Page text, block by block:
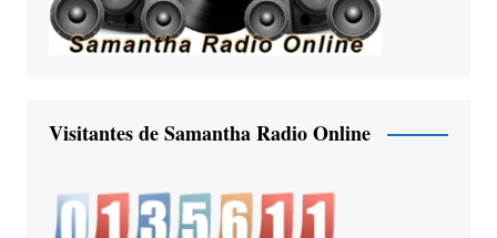
Visitantes de Samantha Radio Online